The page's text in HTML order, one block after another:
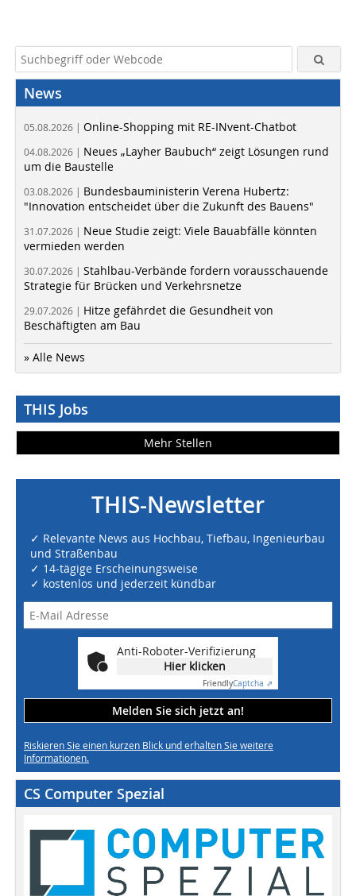
News
05.08.2026 | Online-Shopping mit RE-INvent-Chatbot
04.08.2026 | Neues „Layher Baubuch“ zeigt Lösungen rund
um die Baustelle
03.08.2026 | Bundesbauministerin Verena Hubertz:
"Innovation entscheidet über die Zukunft des Bauens"
31.07.2026 | Neue Studie zeigt: Viele Bauabfälle könnten
vermieden werden
30.07.2026 | Stahlbau-Verbände fordern vorausschauende
Strategie für Brücken und Verkehrsnetze
29.07.2026 | Hitze gefährdet die Gesundheit von
Beschäftigten am Bau
» Alle News
THIS Jobs
Mehr Stellen
THIS-Newsletter
✓ Relevante News aus Hochbau, Tiefbau, Ingenieurbau
und Straßenbau
✓ 14-tägige Erscheinungsweise
✓ kostenlos und jederzeit kündbar
Anti-Roboter-Verifizierung
Hier klicken
FriendlyCaptcha ⇗
Melden Sie sich jetzt an!
Riskieren Sie einen kurzen Blick und erhalten Sie weitere
Informationen.
CS Computer Spezial